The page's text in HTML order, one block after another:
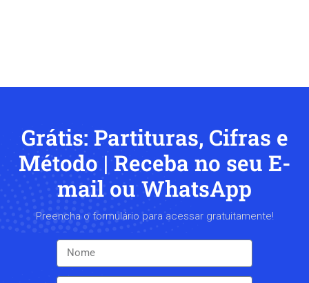
Grátis: Partituras, Cifras e
Método | Receba no seu E-
mail ou WhatsApp
Preencha o formulário para acessar gratuitamente!